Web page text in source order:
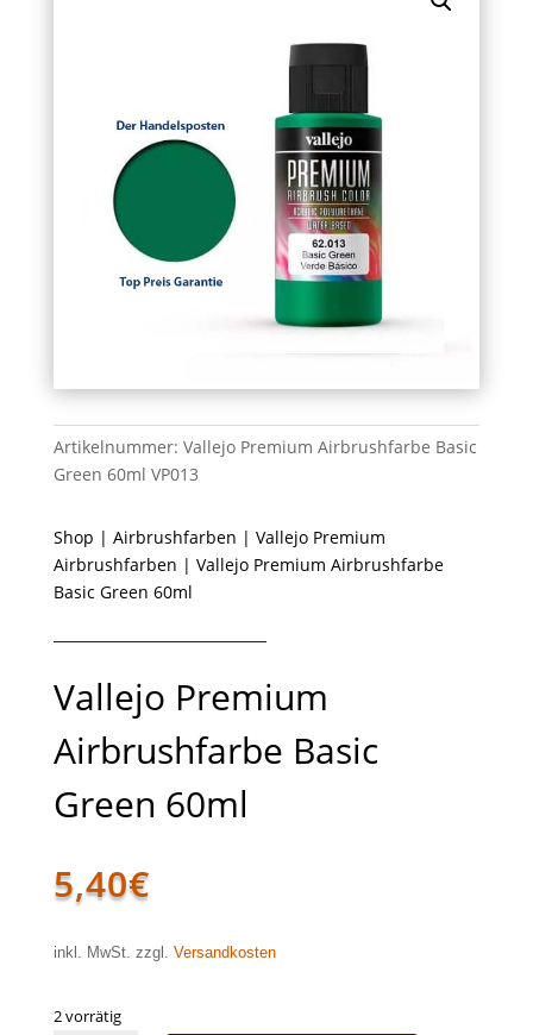
Artikelnummer: Vallejo Premium Airbrushfarbe Basic
Green 60ml VP013
Shop | Airbrushfarben | Vallejo Premium
Airbrushfarben | Vallejo Premium Airbrushfarbe
Basic Green 60ml
Vallejo Premium
Airbrushfarbe Basic
Green 60ml
5,40€
inkl. MwSt. zzgl. Versandkosten
2 vorrätig